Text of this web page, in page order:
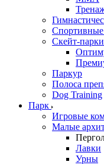
Спортивные
Скейт-парки
Паркур
Полоса
Dog Training
Парк
Игровые
Малые
Лавки
Урны